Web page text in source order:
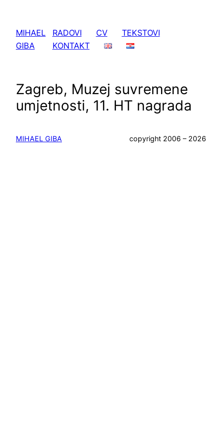
sadržaja
MIHAEL
GIBA
RADOVI CV
TEKSTOVI
KONTAKT
Zagreb, Muzej suvremene
umjetnosti, 11. HT nagrada
MIHAEL GIBA copyright 2006 – 2026